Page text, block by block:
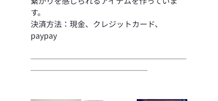
す。
決済方法：現金、クレジットカード、
paypay
────────────────────
───────────────